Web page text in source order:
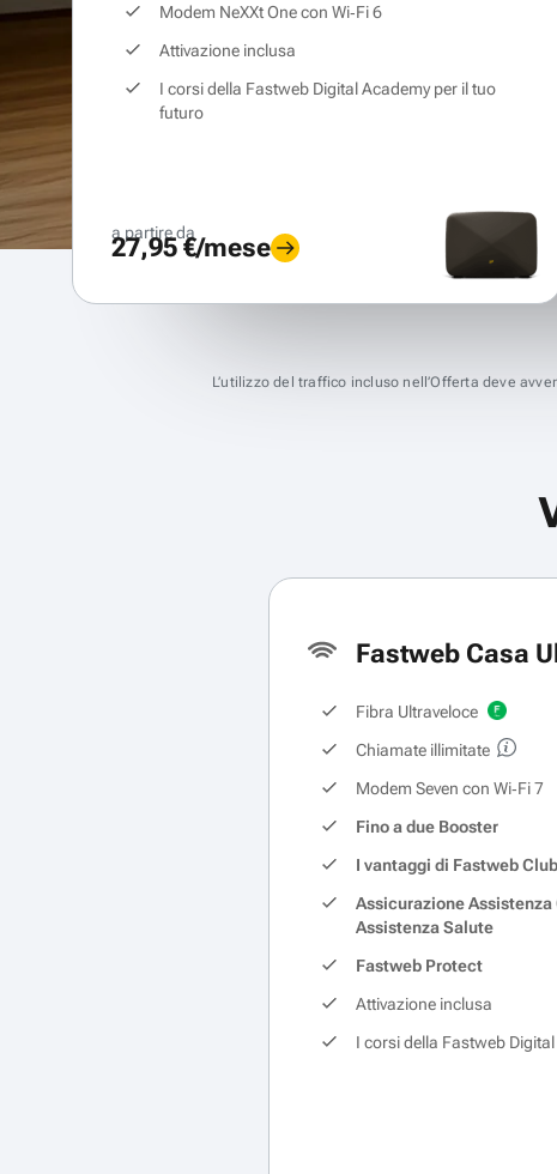
Modem NeXXt One con Wi‑Fi 6
Attivazione inclusa
I corsi della Fastweb Digital Academy per il tuo
futuro
a partire da
27,95 €/mese
L’utilizzo del traffico incluso nell’Offerta deve
Fastweb Casa
Fibra Ultraveloce
Chiamate illimitate
Modem Seven con Wi‑Fi 7
Fino a due Booster
I vantaggi di Fastweb Club
Assicurazione Assistenza
Assistenza Salute
Fastweb Protect
Attivazione inclusa
I corsi della Fastweb